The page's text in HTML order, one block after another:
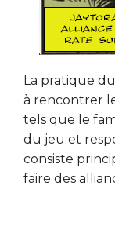
La pratique
à rencontrer
tels que le
du jeu et
consiste
faire des